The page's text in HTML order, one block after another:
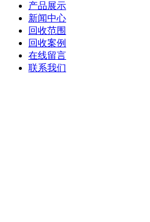
产品展示
新闻中心
回收范围
回收案例
在线留言
联系我们